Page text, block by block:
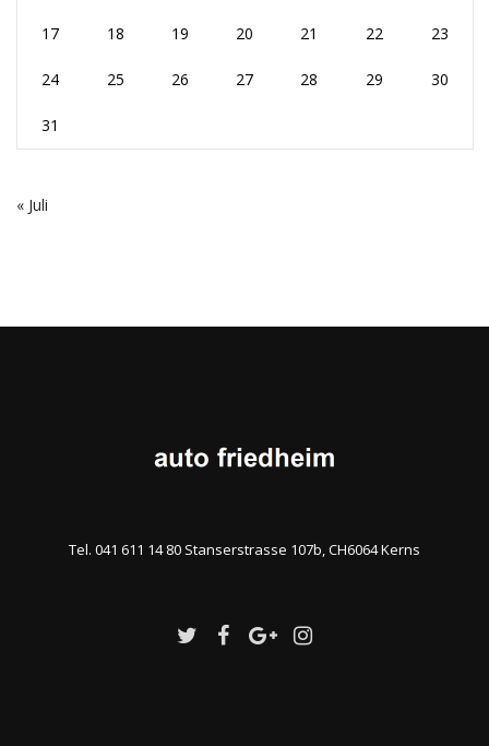
17 18 19 20 21 22 23
24 25 26 27 28 29 30
31
« Juli
Tel. 041 611 14 80 Stanserstrasse 107b, CH6064 Kerns